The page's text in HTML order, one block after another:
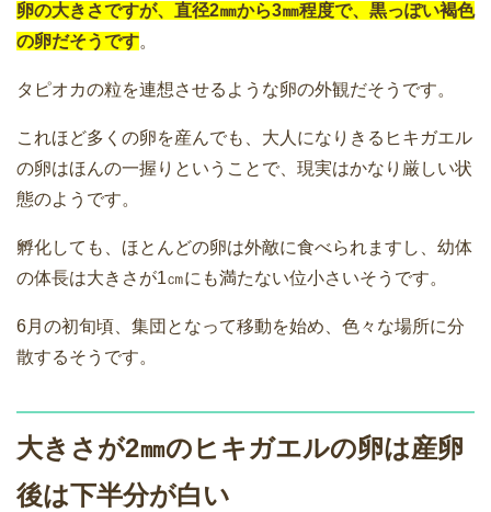
卵の大きさですが、直径2㎜から3㎜程度で、黒っぽい褐色
の卵だそうです。
タピオカの粒を連想させるような卵の外観だそうです。
これほど多くの卵を産んでも、大人になりきるヒキガエル
の卵はほんの一握りということで、現実はかなり厳しい状
態のようです。
孵化しても、ほとんどの卵は外敵に食べられますし、幼体
の体長は大きさが1㎝にも満たない位小さいそうです。
6月の初旬頃、集団となって移動を始め、色々な場所に分
散するそうです。
大きさが2㎜のヒキガエルの卵は産卵
後は下半分が白い